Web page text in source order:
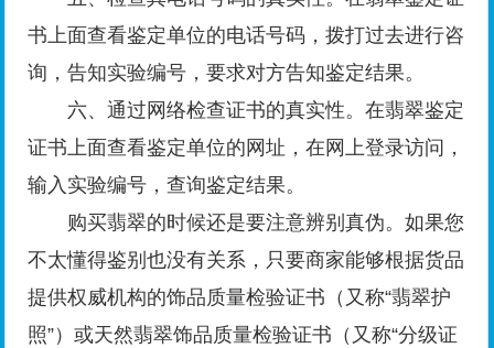
书上面查看鉴定单位的电话号码，拨打过去进行咨
询，告知实验编号，要求对方告知鉴定结果。
六、通过网络检查证书的真实性。在翡翠鉴定
证书上面查看鉴定单位的网址，在网上登录访问，
输入实验编号，查询鉴定结果。
购买翡翠的时候还是要注意辨别真伪。如果您
不太懂得鉴别也没有关系，只要商家能够根据货品
提供权威机构的饰品质量检验证书（又称“翡翠护
照”）或天然翡翠饰品质量检验证书（又称“分级证